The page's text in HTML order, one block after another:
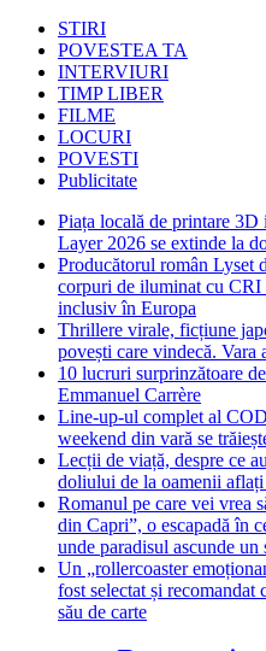
STIRI
POVESTEA TA
INTERVIURI
TIMP LIBER
FILME
LOCURI
POVESTI
Publicitate
Piața locală de printare
Layer 2026 se extinde la
Producătorul român Lyset
corpuri de iluminat cu CRI
inclusiv în Europa
Thrillere virale, ficțiune
povești care vindecă. Vara
10 lucruri surprinzătoare
Emmanuel Carrère
Line-up-ul complet al
weekend din vară se
Lecții de viață, despre ce
doliului de la oamenii
Romanul pe care vei vrea
din Capri”, o escapadă în
unde paradisul ascunde un
Un „rollercoaster
fost selectat și
său de carte